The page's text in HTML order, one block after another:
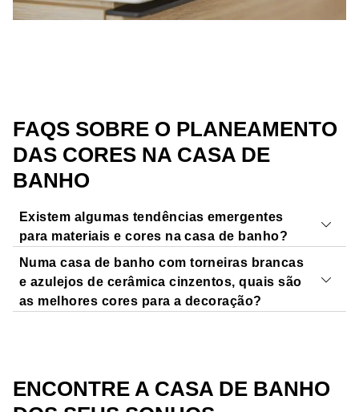
FAQS SOBRE O PLANEAMENTO
DAS CORES NA CASA DE
BANHO
Existem algumas tendências emergentes
para materiais e cores na casa de banho?
Móveis e acessórios de casa de banho pretosestão
atualmente em voga. Quando utilizados com moderação
A madeira na casa de banho
continua a ser uma
escolha popular. Tem uma ligação à natureza como
Numa casa de banho com torneiras brancas
e azulejos de cerâmica cinzentos, quais são
as melhores cores para a decoração?
frequentecom torneiras brancas
. O branco, o cinzento
ENCONTRE A CASA DE BANHO